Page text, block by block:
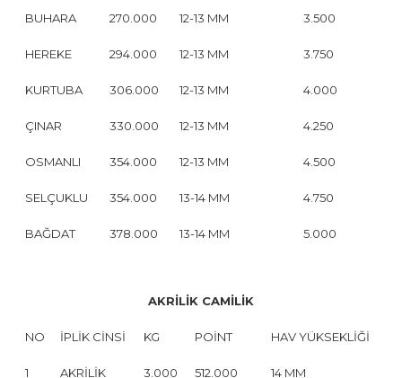
BUHARA 270.000 12-13 MM 3.500
HEREKE 294.000 12-13 MM 3.750
KURTUBA 306.000 12-13 MM 4.000
ÇINAR 330.000 12-13 MM 4.250
OSMANLI 354.000 12-13 MM 4.500
SELÇUKLU 354.000 13-14 MM 4.750
BAĞDAT 378.000 13-14 MM 5.000
AKRİLİK CAMİLİK
NO İPLİK CİNSİ KG POİNT HAV YÜKSEKLİĞİ
1 AKRİLİK 3.000 512.000 14 MM